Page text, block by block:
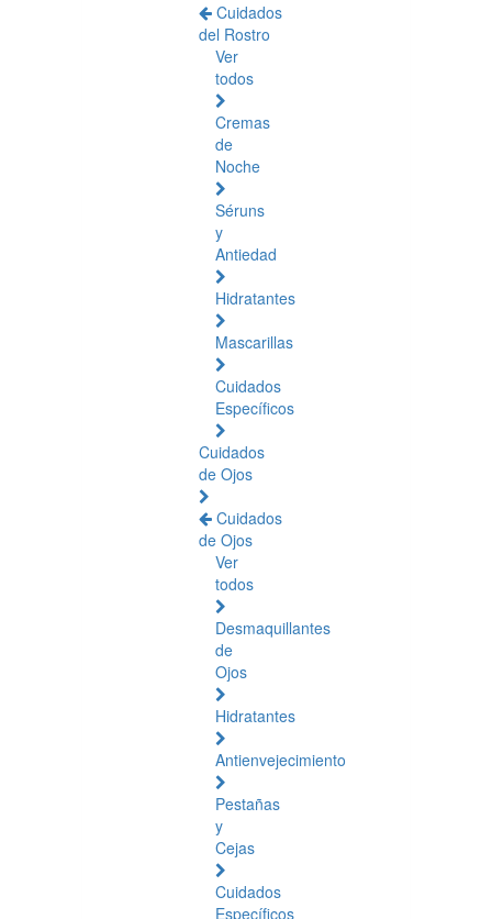
Cuidados
del Rostro
Ver
todos
Cremas
de
Noche
Séruns
y
Antiedad
Hidratantes
Mascarillas
Cuidados
Específicos
Cuidados
de Ojos
Cuidados
de Ojos
Ver
todos
Desmaquillantes
de
Ojos
Hidratantes
Antienvejecimiento
Pestañas
y
Cejas
Cuidados
Específicos